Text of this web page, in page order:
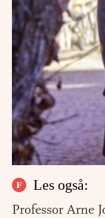
Les også:
Professor Arne